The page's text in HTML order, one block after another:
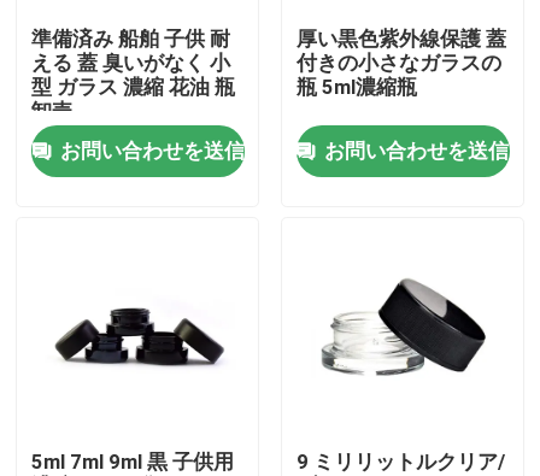
工場旅行
品質管理
ニュース
ガラス濃縮物の瓶
準備済み 船舶 子供 耐
える 蓋 臭いがなく 小
型 ガラス 濃縮 花油 瓶
卸売
お問い合わせを送信
厚い黒色紫外線保護 蓋
付きの小さなガラスの
瓶 5ml濃縮瓶
お問い合わせを送信
5ml 7ml 9ml 黒 子供用
9 ミリリットルクリア/